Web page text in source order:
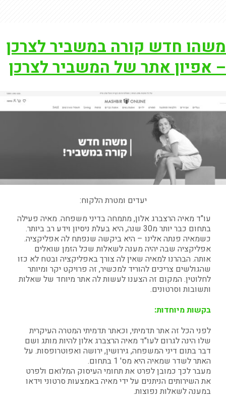
משהו חדש קורה במשביר לצרכן
– אפיון אתר של המשביר לצרכן
יעדים ומטרת הלקוח:
עו"ד מאיה הרצברג אלון, מתמחה בדיני משפחה. מאיה פעילה
בתחום כבר יותר מ30 שנה, היא בעלת ניסיון וידע רב ביותר.
כשמאיה פנתה אלינו – היא ביקשה שנפתח לה אפליקציה.
אפליקציה שבה יהיה מענה לשאלות שכל הזמן שואלים
אותה. הבהרנו למאיה שאין לה צורך באפליקציה ובטח לא כזו
שהגולשים צריכים להוריד למכשיר, זה פרויקט יקר ומיותר
לחלוטין. המקום זה הצענו לעשות לה אתר מיוחד של שאלות
ותשובות וסרטונים.
בקשות מיוחדות:
לפני הכל זה אתר תדמיתי, וכאתר תדמיתי המטרה העיקרית
שלו הינה לגרום לעו"ד מאיה הרצברג אלון להיות מותג ושם
דבר בתום דיני המשפחה, גירושין, ירושה ואפוטרופסות. על
האתר לשדר שמאיה היא מס' 1 בתחום.
מעבר לכך כמובן לפרט את תחומי העיסוק המלואם ולפרט
את השירותים הניתנים על ידי מאיה באמצעות סרטוני וידאו
במענה לשאלות נפוצות.